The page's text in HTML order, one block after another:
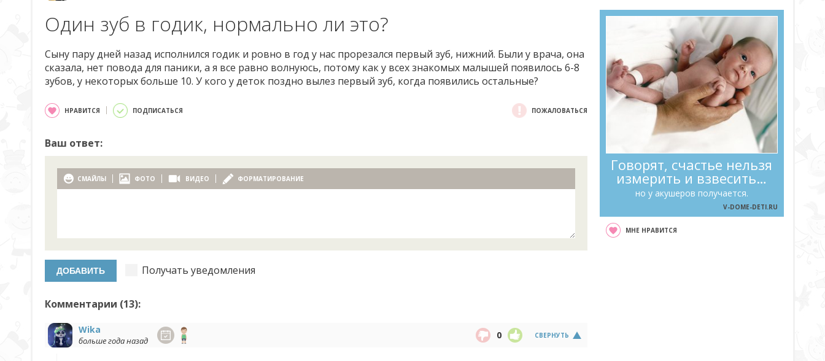
Один зуб в годик, нормально ли это?
Сыну пару дней назад исполнился годик и ровно в год у нас прорезался первый зуб, нижний. Были у врача, она
сказала, нет повода для паники, а я все равно волнуюсь, потому как у всех знакомых малышей появилось 6-8
зубов, у некоторых больше 10. У кого у деток поздно вылез первый зуб, когда появились остальные?
НРАВИТСЯ ПОДПИСАТЬСЯ ПОЖАЛОВАТЬСЯ
Ваш ответ:
СМАЙЛЫ ФОТО ВИДЕО ФОРМАТИРОВАНИЕ
Получать уведомления
Комментарии (13):
Wika
больше года назад СВЕРНУТЬ
0
Говорят, счастье нельзя
измерить и взвесить…
но у акушеров получается.
V-DOME-DETI.RU
МНЕ НРАВИТСЯ